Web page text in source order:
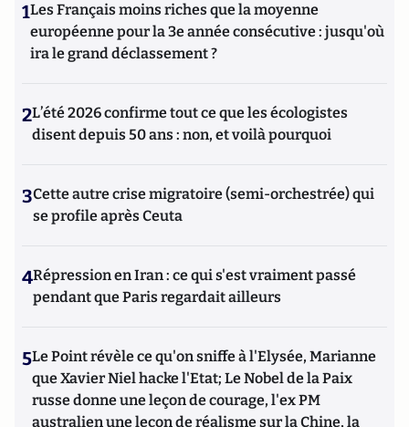
1Les Français moins riches que la moyenne
européenne pour la 3e année consécutive : jusqu'où
ira le grand déclassement ?
2L’été 2026 confirme tout ce que les écologistes
disent depuis 50 ans : non, et voilà pourquoi
3Cette autre crise migratoire (semi-orchestrée) qui
se profile après Ceuta
4Répression en Iran : ce qui s'est vraiment passé
pendant que Paris regardait ailleurs
5Le Point révèle ce qu'on sniffe à l'Elysée, Marianne
que Xavier Niel hacke l'Etat; Le Nobel de la Paix
russe donne une leçon de courage, l'ex PM
australien une leçon de réalisme sur la Chine, la